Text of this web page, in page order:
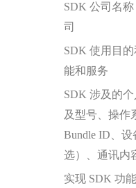
SDK 公司名
司
SDK 使用目
能和服务
SDK 涉及的
及型号、操作
Bundle ID、
选）、 通讯内
实现 SDK 功